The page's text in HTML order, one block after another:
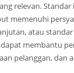
relevan.
memenuhi
atau
membantu
pelanggan, dan